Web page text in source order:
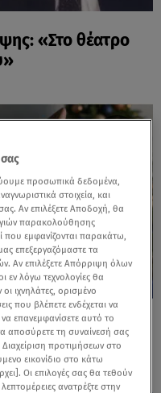
«Στο θέατρο
τάσεις
προσωπικά δεδομένα,
στοιχεία, και
Αν επιλέξετε Αποδοχή, θα
παρακολούθησης
εμφανίζονται παρακάτω,
επεξεργαζόμαστε τα
Αν επιλέξετε Απόρριψη όλων
λόγω τεχνολογίες θα
ιχνηλάτες, ορισμένο
που βλέπετε ενδέχεται να
να επανεμφανίσετε αυτό το
αποσύρετε τη συναίνεσή σας
προτιμήσεων στο
εικονίδιο στο κάτω
Οι επιλογές σας θα τεθούν
ανατρέξτε στην